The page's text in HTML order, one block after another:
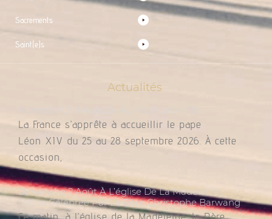
Sacrements
Saint(e)s
Actualités
La France s’apprête à accueillir le pape
Léon XIV du 25 au 28 septembre 2026. À cette
occasion,
Dimanche 2 Août À L’église De La Madeleine,
Messe Célébrée Par Le Père Christophe Barwang
Ce matin, à l’église de la Madeleine, le Père